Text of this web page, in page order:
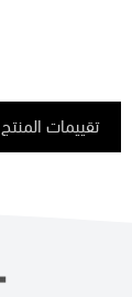
تقييمات المنتج